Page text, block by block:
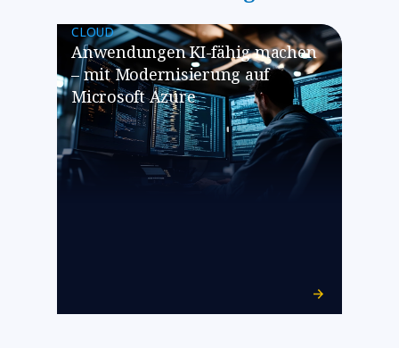
CLOUD
​​Anwendungen KI-fähig machen
– mit Modernisierung auf
Microsoft Azure​